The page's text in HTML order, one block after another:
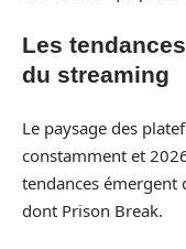
Les
du streaming
Le paysage des
constamment et
tendances émergent
dont Prison Break.